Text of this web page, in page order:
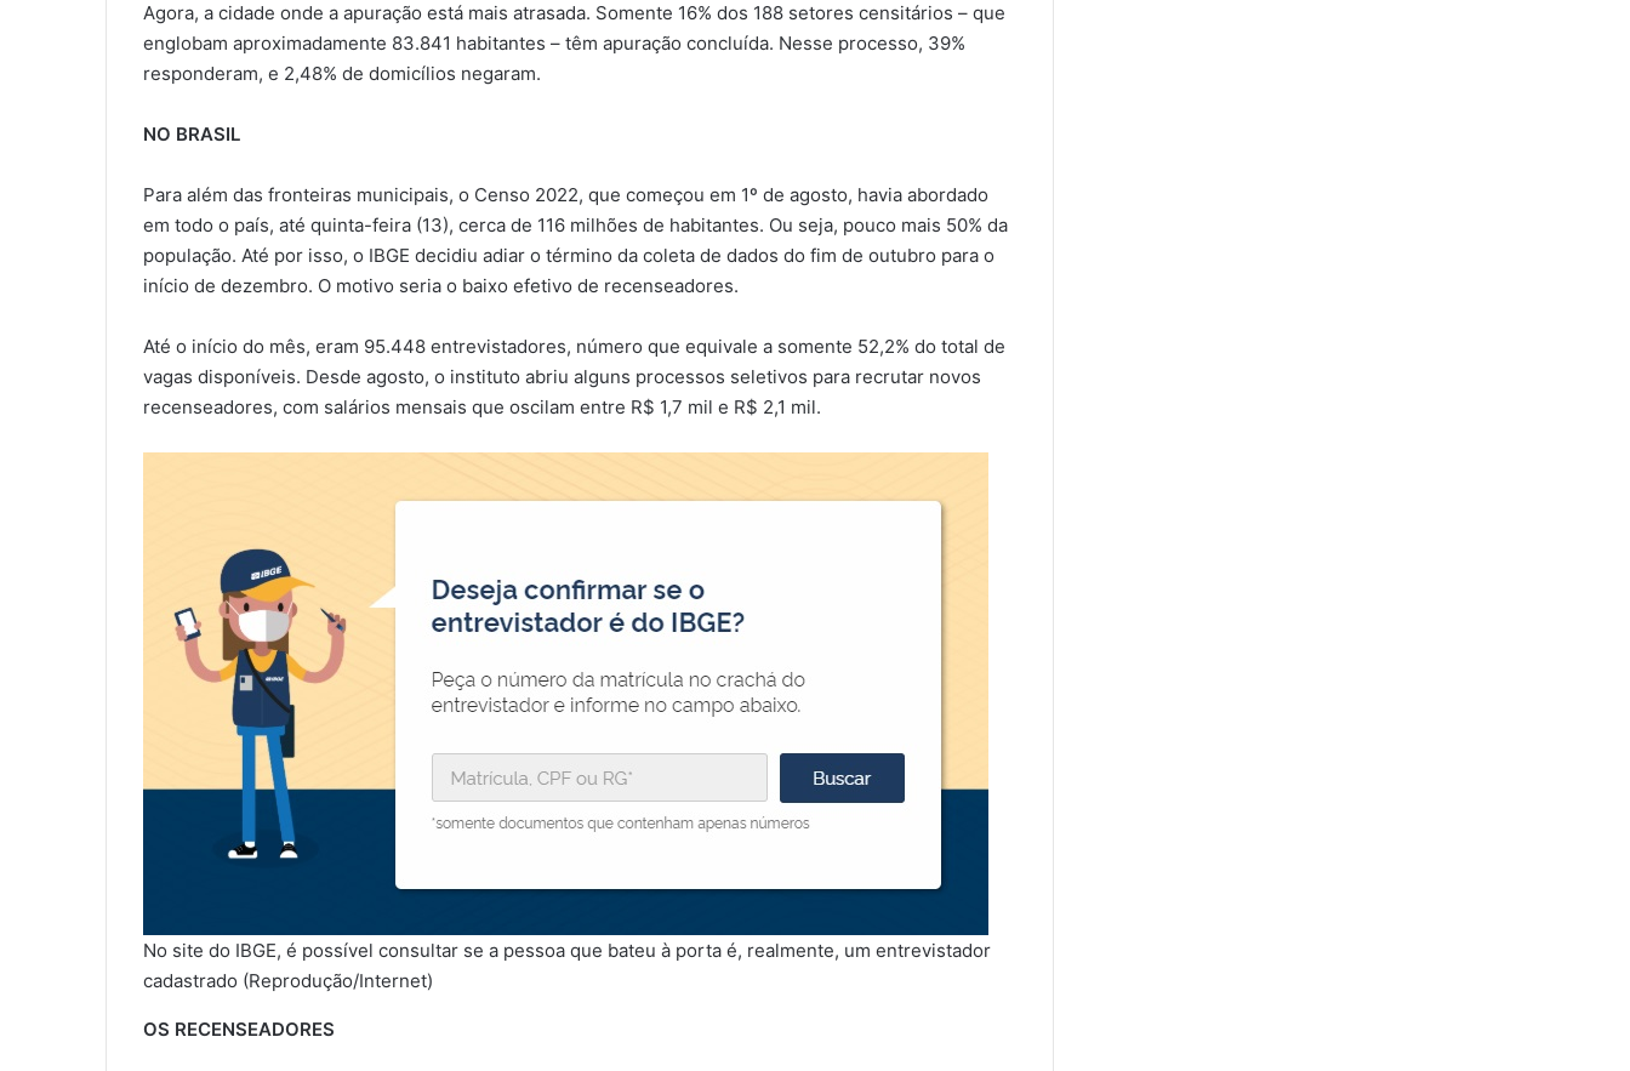
Agora, a cidade onde a apuração está mais atrasada. Somente 16% dos 188 setores censitários – que
englobam aproximadamente 83.841 habitantes – têm apuração concluída. Nesse processo, 39%
responderam, e 2,48% de domicílios negaram.
NO BRASIL
Para além das fronteiras municipais, o Censo 2022, que começou em 1º de agosto, havia abordado
em todo o país, até quinta-feira (13), cerca de 116 milhões de habitantes. Ou seja, pouco mais 50% da
população. Até por isso, o IBGE decidiu adiar o término da coleta de dados do fim de outubro para o
início de dezembro. O motivo seria o baixo efetivo de recenseadores.
Até o início do mês, eram 95.448 entrevistadores, número que equivale a somente 52,2% do total de
vagas disponíveis. Desde agosto, o instituto abriu alguns processos seletivos para recrutar novos
recenseadores, com salários mensais que oscilam entre R$ 1,7 mil e R$ 2,1 mil.
No site do IBGE, é possível consultar se a pessoa que bateu à porta é, realmente, um entrevistador
cadastrado (Reprodução/Internet)
OS RECENSEADORES